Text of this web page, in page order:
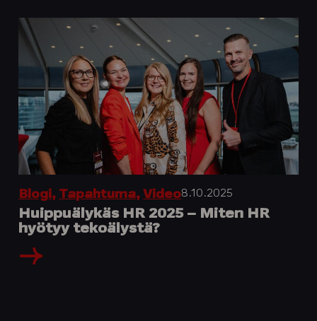
Blogi, Tapahtuma, Video8.10.2025
Huippuälykäs HR 2025 – Miten HR
hyötyy tekoälystä?